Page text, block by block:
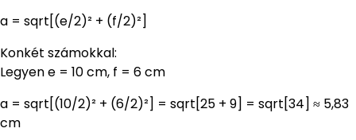
a = sqrt[(e/2)² + (f/2)²]
Konkét számokkal:
Legyen e = 10 cm, f = 6 cm
a = sqrt[(10/2)² + (6/2)²] = sqrt[25 + 9] = sqrt[34] ≈ 5,83
cm